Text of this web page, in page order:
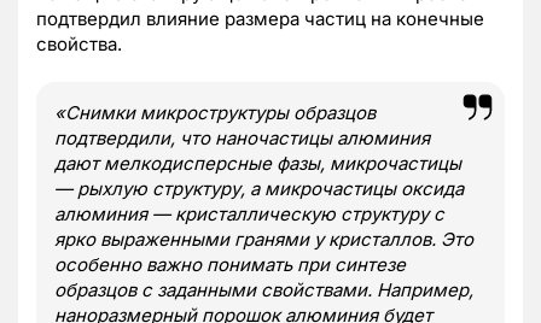
подтвердил влияние размера частиц на конечные
свойства.
«Снимки микроструктуры образцов
подтвердили, что наночастицы алюминия
дают мелкодисперсные фазы, микрочастицы
— рыхлую структуру, а микрочастицы оксида
алюминия — кристаллическую структуру с
ярко выраженными гранями у кристаллов. Это
особенно важно понимать при синтезе
образцов с заданными свойствами. Например,
наноразмерный порошок алюминия будет